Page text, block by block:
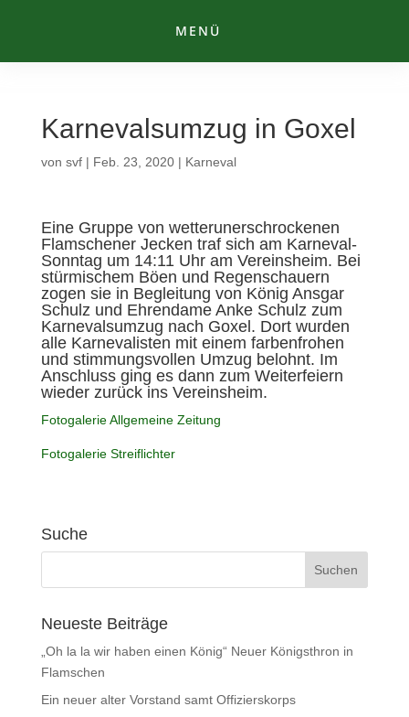
MENÜ
Karnevalsumzug in Goxel
von svf| Feb. 23, 2020| Karneval
Eine Gruppe von wetterunerschrockenen
Flamschener Jecken traf sich am Karneval-
Sonntag um 14:11 Uhr am Vereinsheim. Bei
stürmischem Böen und Regenschauern
zogen sie in Begleitung von König Ansgar
Schulz und Ehrendame Anke Schulz zum
Karnevalsumzug nach Goxel. Dort wurden
alle Karnevalisten mit einem farbenfrohen
und stimmungsvollen Umzug belohnt. Im
Anschluss ging es dann zum Weiterfeiern
wieder zurück ins Vereinsheim.
Fotogalerie Allgemeine Zeitung
Fotogalerie Streiflichter
Suche
Neueste Beiträge
„Oh la la wir haben einen König“ Neuer Königsthron in
Flamschen
Ein neuer alter Vorstand samt Offizierskorps